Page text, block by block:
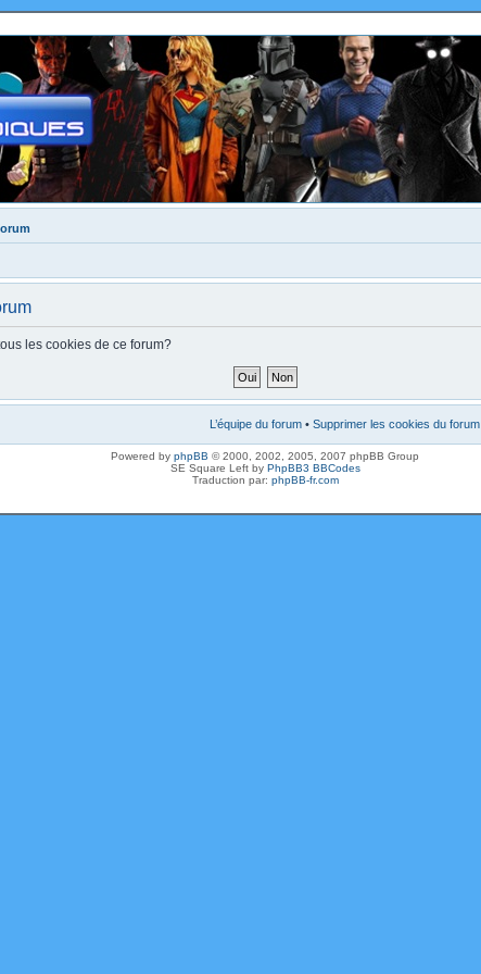
les cookies de ce forum?
L’équipe du forum • Supprimer les cookies du forum
Powered by phpBB © 2000, 2002, 2005, 2007 phpBB Group
SE Square Left by PhpBB3 BBCodes
Traduction par: phpBB-fr.com